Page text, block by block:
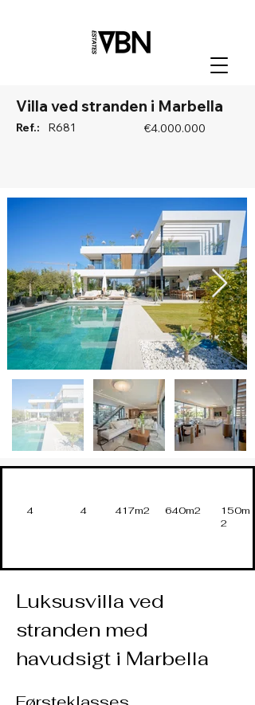
Villa ved stranden i Marbella
Ref.: R681 €4.000.000
4 4 417m2 640m2
150m
2
Luksusvilla ved
stranden med
havudsigt i Marbella